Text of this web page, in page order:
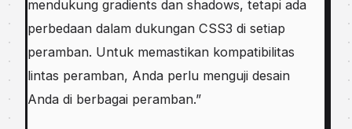
mendukung gradients dan shadows, tetapi ada
perbedaan dalam dukungan CSS3 di setiap
peramban. Untuk memastikan kompatibilitas
lintas peramban, Anda perlu menguji desain
Anda di berbagai peramban.”